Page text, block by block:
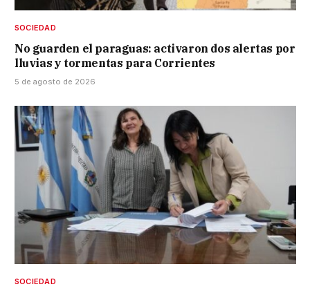
SOCIEDAD
No guarden el paraguas: activaron dos alertas por
lluvias y tormentas para Corrientes
5 de agosto de 2026
SOCIEDAD